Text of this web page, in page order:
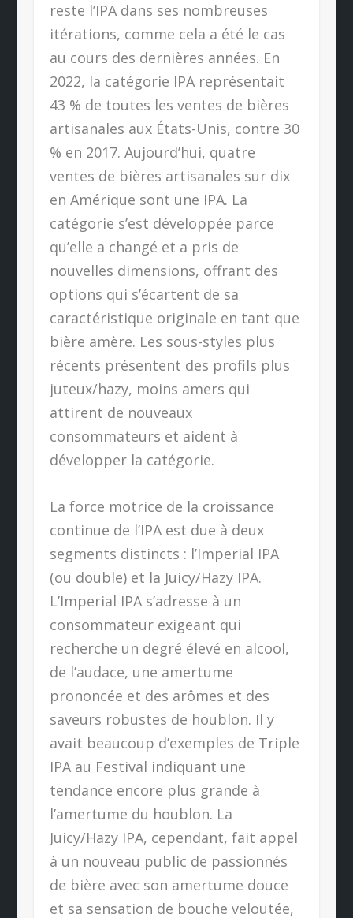
reste l’IPA dans ses nombreuses
itérations, comme cela a été le cas
au cours des dernières années. En
2022, la catégorie IPA représentait
43 % de toutes les ventes de bières
artisanales aux États-Unis, contre 30
% en 2017. Aujourd’hui, quatre
ventes de bières artisanales sur dix
en Amérique sont une IPA. La
catégorie s’est développée parce
qu’elle a changé et a pris de
nouvelles dimensions, offrant des
options qui s’écartent de sa
caractéristique originale en tant que
bière amère. Les sous-styles plus
récents présentent des profils plus
juteux/hazy, moins amers qui
attirent de nouveaux
consommateurs et aident à
développer la catégorie.
La force motrice de la croissance
continue de l’IPA est due à deux
segments distincts : l’Imperial IPA
(ou double) et la Juicy/Hazy IPA.
L’Imperial IPA s’adresse à un
consommateur exigeant qui
recherche un degré élevé en alcool,
de l’audace, une amertume
prononcée et des arômes et des
saveurs robustes de houblon. Il y
avait beaucoup d’exemples de Triple
IPA au Festival indiquant une
tendance encore plus grande à
l’amertume du houblon. La
Juicy/Hazy IPA, cependant, fait appel
à un nouveau public de passionnés
de bière avec son amertume douce
et sa sensation de bouche veloutée,